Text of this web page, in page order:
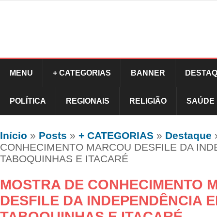
MENU + CATEGORIAS BANNER
POLÍTICA REGIONAIS RELIGIÃO SAÚDE
Início » Posts » + CATEGORIAS » Destaque
CONHECIMENTO MARCOU DESFILE DA
TABOQUINHAS E ITACARÉ
MOSTRA DE CONHECIMENTO
DESFILE DA INDEPENDÊNCIA